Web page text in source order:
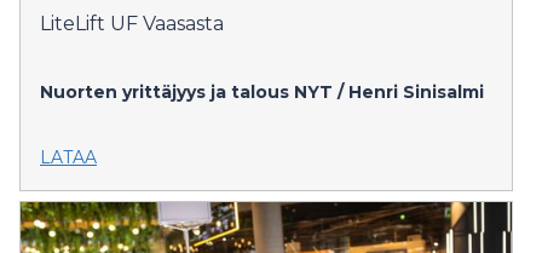
LiteLift UF Vaasasta
Nuorten yrittäjyys ja talous NYT / Henri Sinisalmi
LATAA